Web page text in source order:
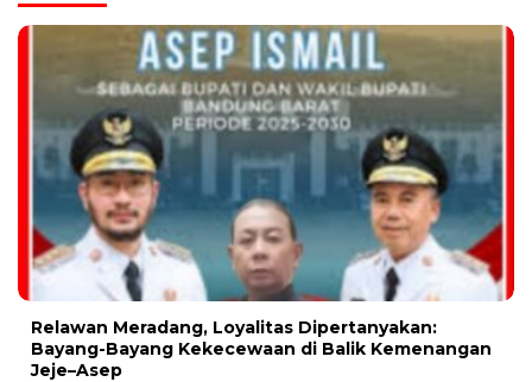
Relawan Meradang, Loyalitas Dipertanyakan:
Bayang-Bayang Kekecewaan di Balik Kemenangan
Jeje–Asep